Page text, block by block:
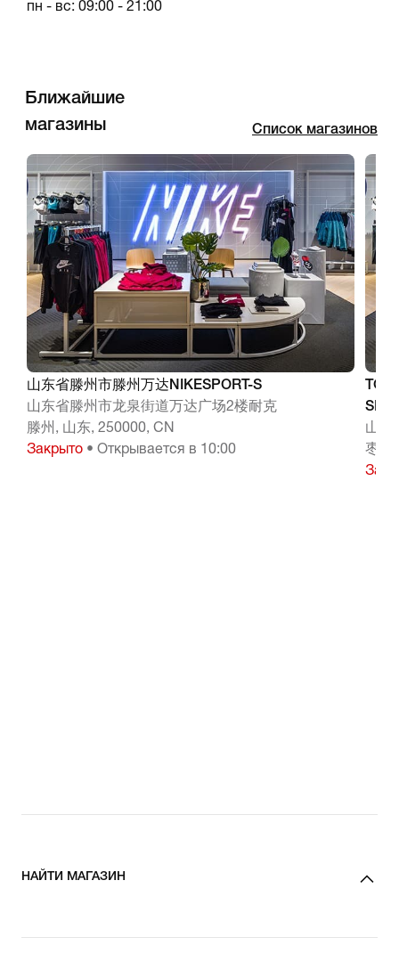
пн - вс: 09:00 - 21:00
Ближайшие
магазины
Список магазинов
山东省滕州市滕州万达NIKESPORT-S
山东省滕州市龙泉街道万达广场2楼耐克
滕州, 山东, 250000, CN
Закрыто • Открывается в 10:00
山东
枣庄
НАЙТИ МАГАЗИН